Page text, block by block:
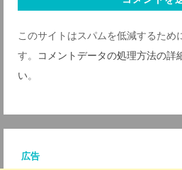
イ
ト
*
このサイトはスパムを低減するため
す。
コメントデータの処理方法の詳
い。
広告